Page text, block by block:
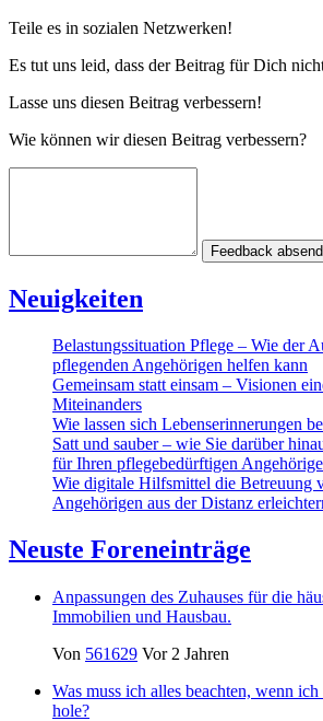
Teile es in sozialen Netzwerken!
Es tut uns leid, dass der Beitrag für Dich
Lasse uns diesen Beitrag verbessern!
Wie können wir diesen Beitrag verbessern?
Feedback
Neuigkeiten
Belastungssituation Pflege – Wie der
pflegenden Angehörigen helfen kann
Gemeinsam statt einsam – Visionen
Miteinanders
Wie lassen sich Lebenserinnerungen
Satt und sauber – wie Sie darüber
für Ihren pflegebedürftigen
Wie digitale Hilfsmittel die Betreuung
Angehörigen aus der Distanz
Neuste Foreneinträge
Anpassungen des Zuhauses für die
Immobilien und Hausbau.
Von 561629 Vor 2 Jahren
Was muss ich alles beachten, wenn
hole?